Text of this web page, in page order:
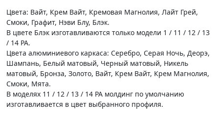
Цвета: Вайт, Крем Вайт, Кремовая Магнолия, Лайт Грей,
Смоки, Графит, Нэви Блу, Блэк.
В цвете Блэк изготавливаются только модели 1 / 11 / 12 / 13
/ 14 PA.
Цвета алюминиевого каркаса: Серебро, Серая Ночь, Деорэ,
Шампань, Белый матовый, Черный матовый, Никель
матовый, Бронза, Золото, Вайт, Крем Вайт, Крем Магнолия,
Смоки, Мята.
В моделях 11 / 12 / 13 / 14 PA молдинг по умолчанию
изготавливается в цвет выбранного профиля.